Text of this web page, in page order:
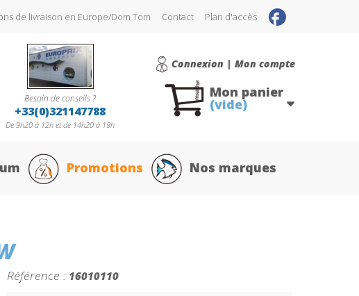
de livraison en Europe/Dom Tom Contact Plan d'accès
Connexion | Mon compte
Besoin de conseils ?
+33(0)321147788
De 9h20 à 12h et de 14h20 à 19h
Mon panier
(vide)
Promotions Nos marques
Référence : 16010110